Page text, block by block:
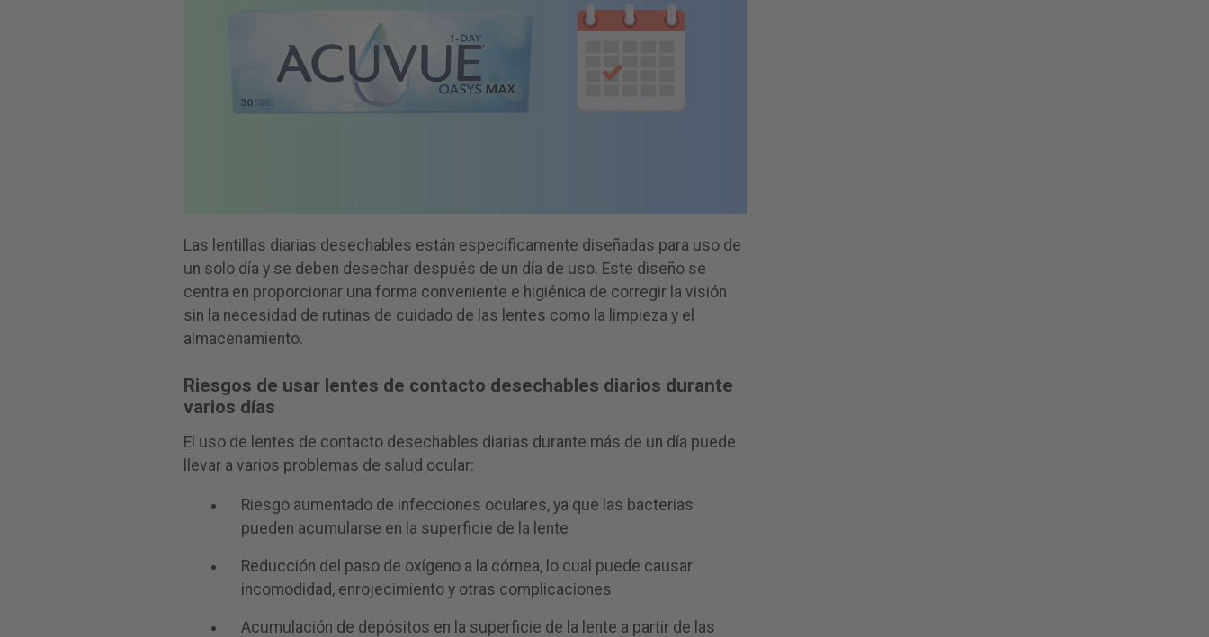
Las lentillas diarias desechables están específicamente diseñadas para uso de
un solo día y se deben desechar después de un día de uso. Este diseño se
centra en proporcionar una forma conveniente e higiénica de corregir la visión
sin la necesidad de rutinas de cuidado de las lentes como la limpieza y el
almacenamiento.
Riesgos de usar lentes de contacto desechables diarios durante
varios días
El uso de lentes de contacto desechables diarias durante más de un día puede
llevar a varios problemas de salud ocular:
Riesgo aumentado de infecciones oculares, ya que las bacterias
pueden acumularse en la superficie de la lente
Reducción del paso de oxígeno a la córnea, lo cual puede causar
incomodidad, enrojecimiento y otras complicaciones
Acumulación de depósitos en la superficie de la lente a partir de las